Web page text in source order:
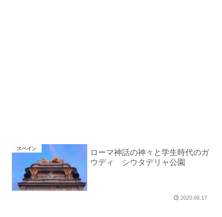
スペイン
ローマ神話の神々と学生時代のガ
ウディ シウタデリャ公園
2020.06.17